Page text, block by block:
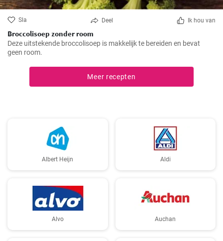
Sla Deel Ik hou van
Broccolisoep zonder room
Deze uitstekende broccolisoep is makkelijk te bereiden en bevat
geen room.
Meer recepten
Albert Heijn Aldi
Alvo Auchan